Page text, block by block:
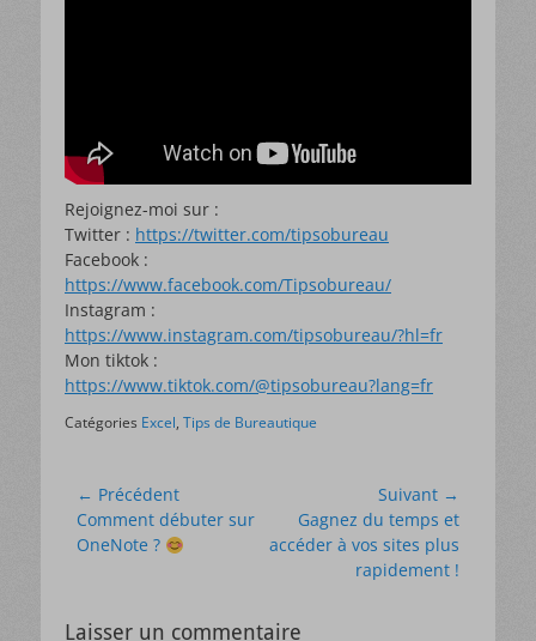
Rejoignez-moi sur :
Twitter : https://twitter.com/tipsobureau
Facebook :
https://www.facebook.com/Tipsobureau/
Instagram :
https://www.instagram.com/tipsobureau/?hl=fr
Mon tiktok :
https://www.tiktok.com/@tipsobureau?lang=fr
Catégories Excel, Tips de Bureautique
Navigation
de
l’article
← Précédent
Article
précédent :
Comment débuter sur
OneNote ?
Suivant →
Article
suivant :
Gagnez du temps et
accéder à vos sites plus
rapidement !
Laisser un commentaire